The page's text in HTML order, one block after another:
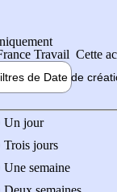
Travail Cette
de Date de
de l'offre
Un jour
Trois jours
Une semaine